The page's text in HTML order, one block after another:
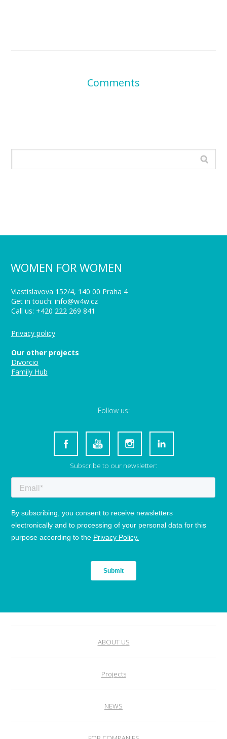
Comments
WOMEN FOR WOMEN
Vlastislavova 152/4, 140 00 Praha 4
Get in touch: info@w4w.cz
Call us: +420 222 269 841
Privacy policy
Our other projects
Divorcio
Family Hub
Follow us:
Subscribe to our newsletter:
ABOUT US
Projects
NEWS